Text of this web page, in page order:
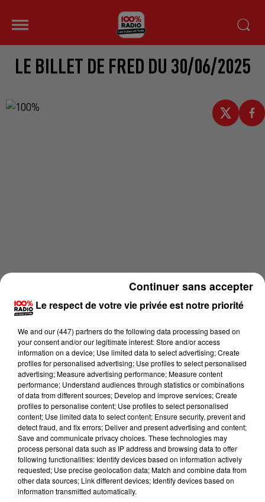
LE BILLET DE FRED DU 30/06/2025
Lecture (2 min 17 sec)
Fred Bompard
Le billet de Fred sur 100% radio
Le respect de votre vie privée est notre priorité
We and our (447) partnersdo the following data processing based on
your consent and/or our legitimate interest: Store and/or access
information on a device; Use limited data to select advertising; Create
profiles for personalised advertising; Use profiles to select personalised
advertising; Measure advertising performance; Measure content
performance; Understand audiences through statistics or combinations
of data from different sources; Develop and improve services; Create
profiles to personalise content; Use profiles to select personalised
content; Use limited data to select content; Ensure security, prevent and
detect fraud, and fix errors; Deliver and present advertising and content;
Save and communicate privacy choices. These technologies may
process personal data such as IP address and browsing data to offer
following functionalities: Identify devices based on information actively
requested; Use precise geolocation data; Match and combine data from
other data sources; Link different devices; Identify devices based on
information transmitted automatically.
Continuer sans accepter